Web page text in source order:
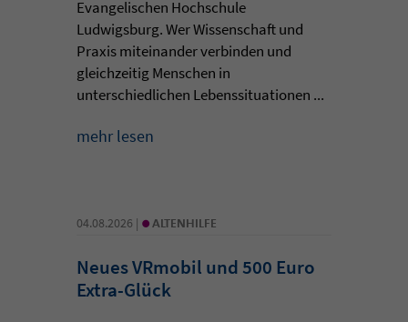
Evangelischen Hochschule
Ludwigsburg. Wer Wissenschaft und
Praxis miteinander verbinden und
gleichzeitig Menschen in
unterschiedlichen Lebenssituationen ...
mehr lesen
04.08.2026 | • ALTENHILFE
Neues VRmobil und 500 Euro
Extra-Glück